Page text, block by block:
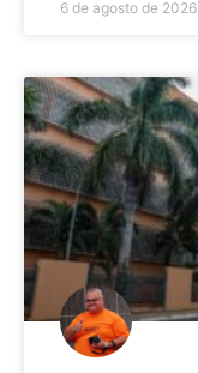
6 de agosto de 2026